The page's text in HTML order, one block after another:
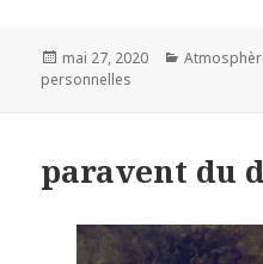
Posted
on
mai 27, 2020 Categories
personnelles
paravent du